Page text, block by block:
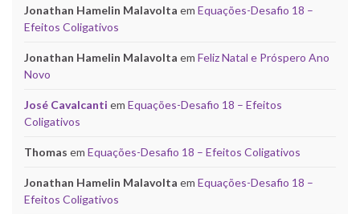
Jonathan Hamelin Malavolta em Equações-Desafio 18 –
Efeitos Coligativos
Jonathan Hamelin Malavolta em Feliz Natal e Próspero Ano
Novo
José Cavalcanti em Equações-Desafio 18 – Efeitos
Coligativos
Thomas em Equações-Desafio 18 – Efeitos Coligativos
Jonathan Hamelin Malavolta em Equações-Desafio 18 –
Efeitos Coligativos